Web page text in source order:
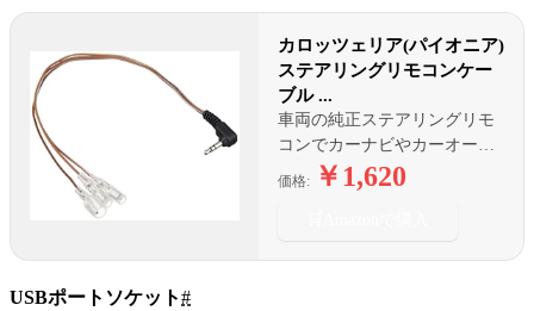
カロッツェリア(パイオニア)
ステアリングリモコンケー
ブル ...
車両の純正ステアリングリモ
コンでカーナビやカーオーデ
ィオ等を操作できるケーブル
価格: ￥1,620
USBポートソケット#